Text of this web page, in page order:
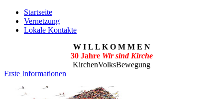
Startseite
Vernetzung
Lokale Kontakte
W I L L K O M M E N
30 Jahre Wir sind Kirche
KirchenVolksBewegung
Erste Informationen